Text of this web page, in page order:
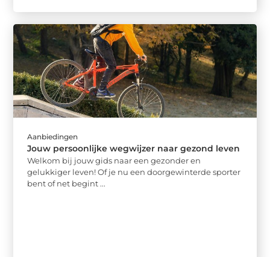
Aanbiedingen
Jouw persoonlijke wegwijzer naar gezond leven
Welkom bij jouw gids naar een gezonder en
gelukkiger leven! Of je nu een doorgewinterde sporter
bent of net begint ...